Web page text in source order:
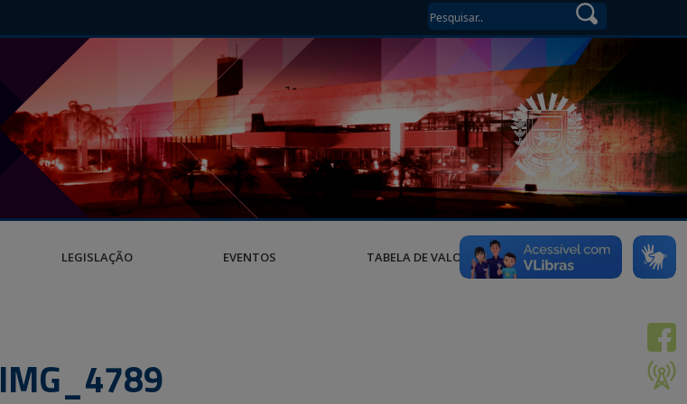
LEGISLAÇÃO EVENTOS TABELA DE VALORES
IMG_4789